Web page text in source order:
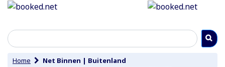
Home Net Binnen | Buitenland